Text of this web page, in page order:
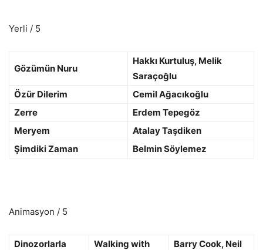
Yerli / 5
Gözümün Nuru
Hakkı Kurtuluş, Melik
Saraçoğlu
Özür Dilerim
Cemil Ağacıkoğlu
Zerre
Erdem Tepegöz
Meryem
Atalay Taşdiken
Şimdiki Zaman
Belmin Söylemez
Animasyon / 5
Dinozorlarla
Walking with
Barry Cook, Neil